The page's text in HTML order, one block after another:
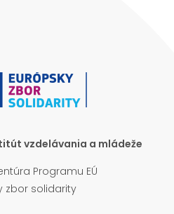
vzdelávania a mládeže
Programu EÚ
zbor solidarity